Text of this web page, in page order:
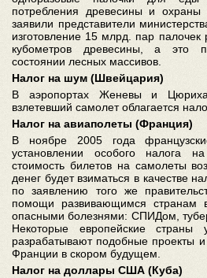
потребления древесины и
заявили представители
изготовление 15 млрд. пар палочек
кубометров древесины, а это
состоянии лесных массивов.
Налог на шум (Швейцария)
В аэропортах Женевы и
взлетевший самолет облагается
Налог на авиаполеты (Франция)
В ноябре 2005 года
установлении особого налога
стоимость билетов на самолеты
денег будет взиматься в качестве
по заявлению того же
помощи развивающимся странам
опасными болезнями: СПИДом,
Некоторые европейские
разрабатывают подобные проекты и
Франции в скором будущем.
Налог на доллары США (Куба)